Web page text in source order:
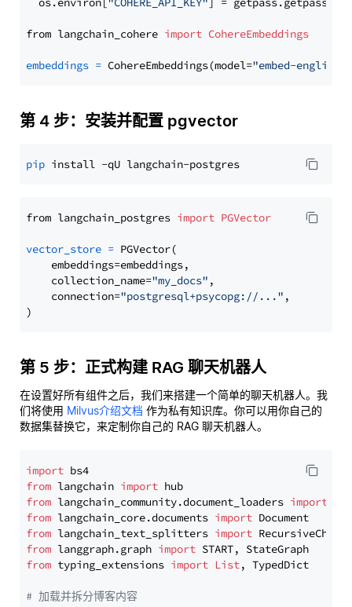
from langchain_cohere import CohereEmbeddings
embeddings = CohereEmbeddings(model="embed-
第 4 步：安装并配置 pgvector
pip
from langchain_postgres import PGVector
vector_store = PGVector(
    embeddings=embeddings,
    collection_name=
"my_docs" ,
    connection=
"postgresql+psycopg://..." ,
第 5 步：正式构建 RAG 聊天机器人
在设置好所有组件之后，我们来搭建一个简单的聊天机器人。我
们将使用 Milvus介绍文档 作为私有知识库。你可以用你自己的
数据集替换它，来定制你自己的 RAG 聊天机器人。
import
from langchain import
from langchain_community.document_loaders import
from langchain_core.documents import
from langchain_text_splitters import
from langgraph.graph import
from typing_extensions import List, TypedDict
# 加载并拆分博客内容